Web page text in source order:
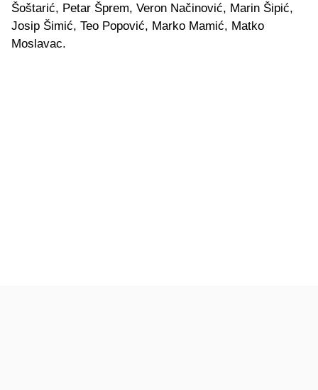
Šoštarić, Petar Šprem, Veron Načinović, Marin Šipić,
Josip Šimić, Teo Popović, Marko Mamić, Matko
Moslavac.